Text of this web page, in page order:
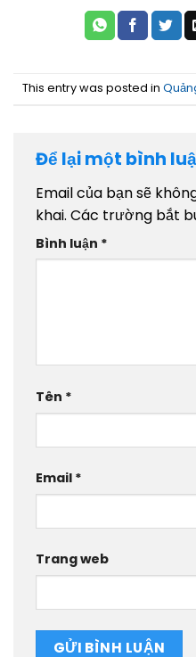
This entry was posted in
Để lại một bình
Email của bạn sẽ
khai. Các trường bắt
Bình luận *
Tên *
Email *
Trang web